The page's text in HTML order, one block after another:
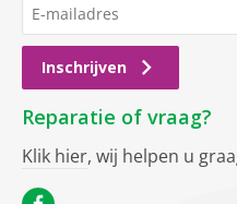
Inschrijven
Reparatie of vraag?
Klik hier, wij helpen u